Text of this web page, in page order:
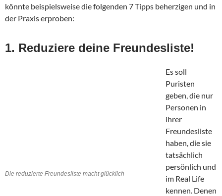
könnte beispielsweise die folgenden 7 Tipps beherzigen und in
der Praxis erproben:
1. Reduziere deine Freundesliste!
Die reduzierte Freundesliste macht glücklich
Es soll
Puristen
geben, die nur
Personen in
ihrer
Freundesliste
haben, die sie
tatsächlich
persönlich und
im Real Life
kennen. Denen